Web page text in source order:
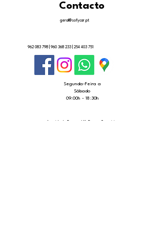
Contacto
geral@sofycar.pt
962 083 798 960 368 233 254 403 751
Segunda-Feira a
Sábado
09:00h - 18:30h